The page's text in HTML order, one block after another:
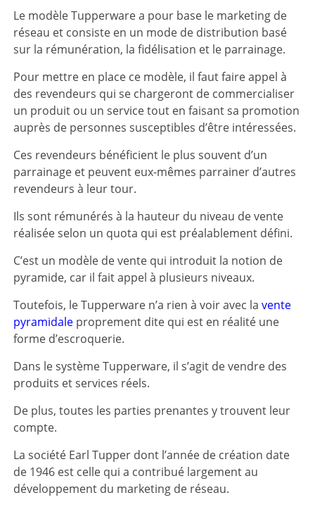
Le modèle Tupperware a pour base le marketing de
réseau et consiste en un mode de distribution basé
sur la rémunération, la fidélisation et le parrainage.
Pour mettre en place ce modèle, il faut faire appel à
des revendeurs qui se chargeront de commercialiser
un produit ou un service tout en faisant sa promotion
auprès de personnes susceptibles d’être intéressées.
Ces revendeurs bénéficient le plus souvent d’un
parrainage et peuvent eux-mêmes parrainer d’autres
revendeurs à leur tour.
Ils sont rémunérés à la hauteur du niveau de vente
réalisée selon un quota qui est préalablement défini.
C’est un modèle de vente qui introduit la notion de
pyramide, car il fait appel à plusieurs niveaux.
Toutefois, le Tupperware n’a rien à voir avec lavente
pyramidale proprement dite qui est en réalité une
forme d’escroquerie.
Dans le système Tupperware, il s’agit de vendre des
produits et services réels.
De plus, toutes les parties prenantes y trouvent leur
compte.
La société Earl Tupper dont l’année de création date
de 1946 est celle qui a contribué largement au
développement du marketing de réseau.